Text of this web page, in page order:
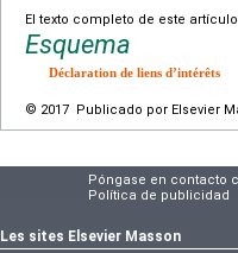
El texto completo de este
Esquema
Déclaration de liens d’intérêts
© 2017 Publicado por Elsevier
Póngase en contacto
Política de publicidad
Les sites Elsevier Masson